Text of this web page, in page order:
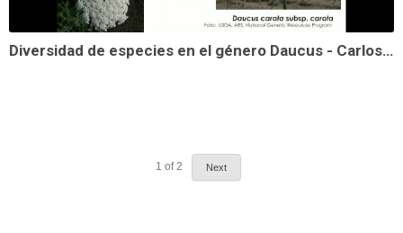
Diversidad de especies en el género Daucus - Carlos Arbizu Berrocal
1 of 2 Next